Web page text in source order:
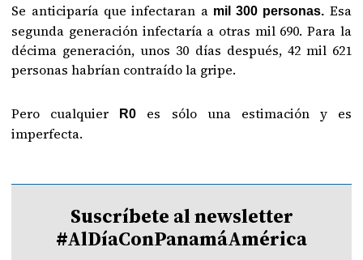
Se anticiparía que infectaran a mil 300 personas. Esa
segunda generación infectaría a otras mil 690. Para la
décima generación, unos 30 días después, 42 mil 621
personas habrían contraído la gripe.
Pero cualquier R0 es sólo una estimación y es
imperfecta.
Suscríbete al newsletter
#AlDíaConPanamáAmérica